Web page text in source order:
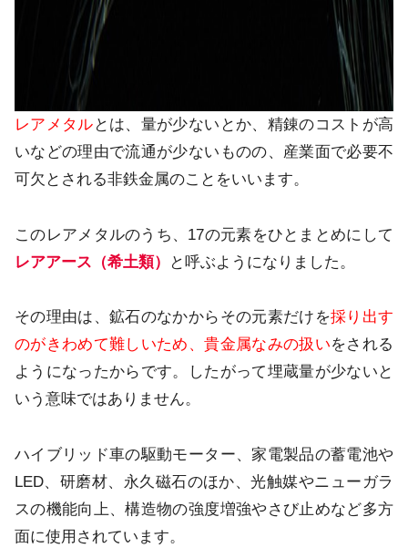
レアメタル とは、量が少ないとか、精錬のコストが高
いなどの理由で流通が少ないものの、産業面で必要不
可欠とされる非鉄金属のことをいいます。
このレアメタルのうち、17の元素をひとまとめにして
レアアース（希土類）
と呼ぶようになりました。
その理由は、鉱石のなかからその元素だけを採り出す
のがきわめて難しいため、貴金属なみの扱いをされる
ようになったからです。したがって埋蔵量が少ないと
いう意味ではありません。
ハイブリッド車の駆動モーター、家電製品の蓄電池や
LED、研磨材、永久磁石のほか、光触媒やニューガラ
スの機能向上、構造物の強度増強やさび止めなど多方
面に使用されています。